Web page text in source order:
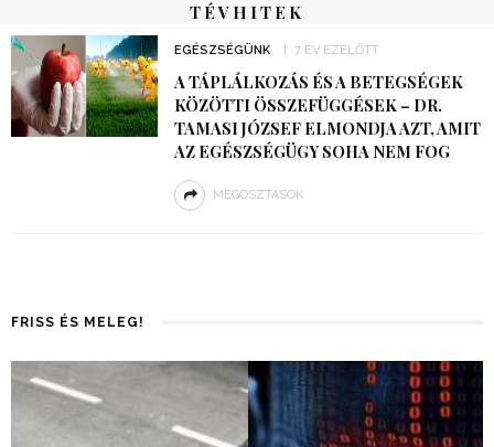
TÉVHITEK
EGÉSZSÉGÜNK 7 ÉV EZELŐTT
A TÁPLÁLKOZÁS ÉS A BETEGSÉGEK
KÖZÖTTI ÖSSZEFÜGGÉSEK – DR.
TAMASI JÓZSEF ELMONDJA AZT, AMIT
AZ EGÉSZSÉGÜGY SOHA NEM FOG
MEGOSZTÁSOK
FRISS ÉS MELEG!